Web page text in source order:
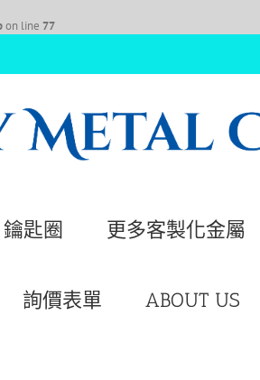
on line 77
鑰匙圈 更多客製化金屬
詢價表單 ABOUT US